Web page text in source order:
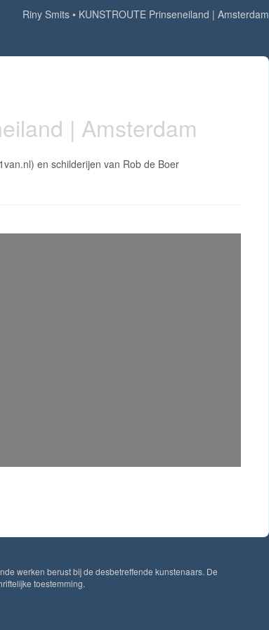
Riny Smits
KUNSTROUTE Prinseneiland | Amsterdam
| Amsterdam
en schilderijen van Rob de Boer
werken berust bij de desbetreffende kunstenaars. De
toestemming.